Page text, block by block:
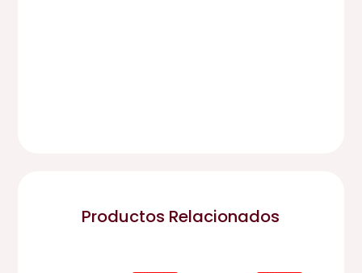
Productos Relacionados